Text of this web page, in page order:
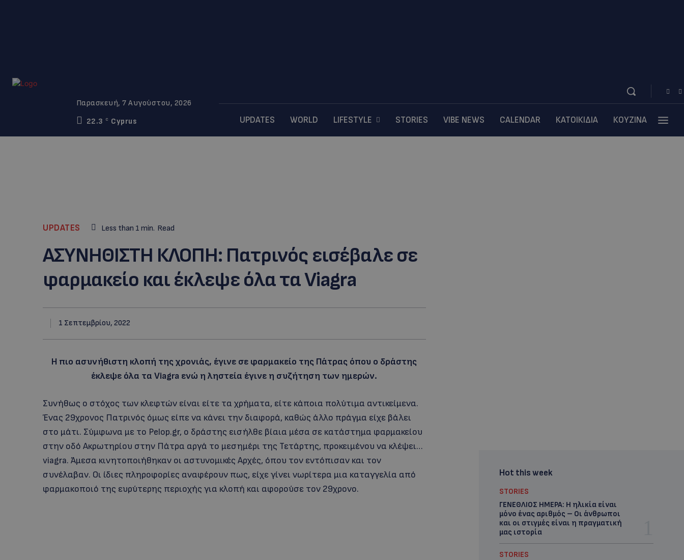
Παρασκευή, 7 Αυγούστου, 2026
22.3
C Cyprus UPDATES WORLD LIFESTYLE STORIES VIBE NEWS CALENDAR ΚΑΤΟΙΚΙΔΙΑ ΚΟΥΖΙΝΑ
UPDATES Less than 1 min. Read
ΑΣΥΝHΘΙΣΤΗ ΚΛΟΠΗ: Πατρινός εισέβαλε σε
φαρμακείο και έκλεψε όλα τα Viagra
1 Σεπτεμβρίου, 2022
Η πιο ασυνήθιστη κλοπή της χρονιάς, έγινε σε φαρμακείο της Πάτρας όπου ο δράστης
έκλεψε όλα τα Viagra ενώ η ληστεία έγινε η συζήτηση των ημερών.
Συνήθως ο στόχος των κλεφτών είναι είτε τα χρήματα, είτε κάποια πολύτιμα αντικείμενα.
Ένας 29χρονος Πατρινός όμως είπε να κάνει την διαφορά, καθώς άλλο πράγμα είχε βάλει
στο μάτι. Σύμφωνα με το Pelop.gr, ο δράστης εισήλθε βίαια μέσα σε κατάστημα φαρμακείου
στην οδό Ακρωτηρίου στην Πάτρα αργά το μεσημέρι της Τετάρτης, προκειμένου να κλέψει…
viagra. Άμεσα κινητοποιήθηκαν οι αστυνομικές Αρχές, όπου τον εντόπισαν και τον
συνέλαβαν. Οι ίδιες πληροφορίες αναφέρουν πως, είχε γίνει νωρίτερα μια καταγγελία από
φαρμακοποιό της ευρύτερης περιοχής για κλοπή και αφορούσε τον 29χρονο.
Hot this week
STORIES
ΓΕΝΕΘΛΙΟΣ ΗΜΕΡΑ: Η ηλικία είναι
μόνο ένας αριθμός – Οι άνθρωποι
και οι στιγμές είναι η πραγματική
μας ιστορία
STORIES